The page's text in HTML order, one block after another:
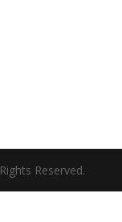
Reserved.